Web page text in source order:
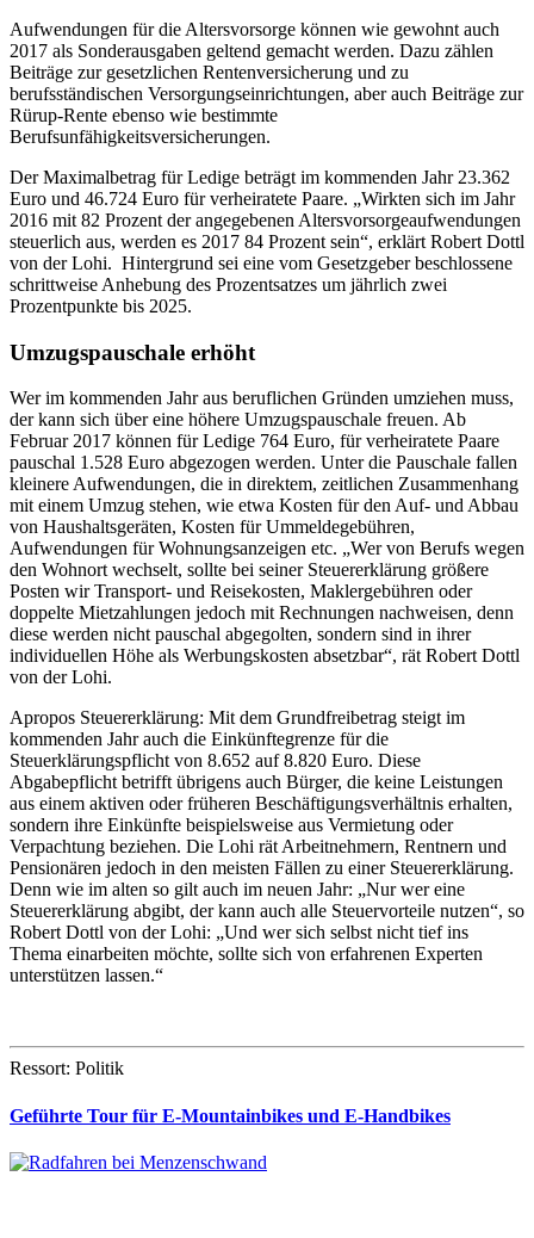
Aufwendungen für die Altersvorsorge können wie gewohnt auch
2017 als Sonderausgaben geltend gemacht werden. Dazu zählen
Beiträge zur gesetzlichen Rentenversicherung und zu
berufsständischen Versorgungseinrichtungen, aber auch Beiträge zur
Rürup-Rente ebenso wie bestimmte
Berufsunfähigkeitsversicherungen.
Der Maximalbetrag für Ledige beträgt im kommenden Jahr 23.362
Euro und 46.724 Euro für verheiratete Paare. „Wirkten sich im Jahr
2016 mit 82 Prozent der angegebenen Altersvorsorgeaufwendungen
steuerlich aus, werden es 2017 84 Prozent sein“, erklärt Robert Dottl
von der Lohi. Hintergrund sei eine vom Gesetzgeber beschlossene
schrittweise Anhebung des Prozentsatzes um jährlich zwei
Prozentpunkte bis 2025.
Umzugspauschale erhöht
Wer im kommenden Jahr aus beruflichen Gründen umziehen muss,
der kann sich über eine höhere Umzugspauschale freuen. Ab
Februar 2017 können für Ledige 764 Euro, für verheiratete Paare
pauschal 1.528 Euro abgezogen werden. Unter die Pauschale fallen
kleinere Aufwendungen, die in direktem, zeitlichen Zusammenhang
mit einem Umzug stehen, wie etwa Kosten für den Auf- und Abbau
von Haushaltsgeräten, Kosten für Ummeldegebühren,
Aufwendungen für Wohnungsanzeigen etc. „Wer von Berufs wegen
den Wohnort wechselt, sollte bei seiner Steuererklärung größere
Posten wir Transport- und Reisekosten, Maklergebühren oder
doppelte Mietzahlungen jedoch mit Rechnungen nachweisen, denn
diese werden nicht pauschal abgegolten, sondern sind in ihrer
individuellen Höhe als Werbungskosten absetzbar“, rät Robert Dottl
von der Lohi.
Apropos Steuererklärung: Mit dem Grundfreibetrag steigt im
kommenden Jahr auch die Einkünftegrenze für die
Steuerklärungspflicht von 8.652 auf 8.820 Euro. Diese
Abgabepflicht betrifft übrigens auch Bürger, die keine Leistungen
aus einem aktiven oder früheren Beschäftigungsverhältnis erhalten,
sondern ihre Einkünfte beispielsweise aus Vermietung oder
Verpachtung beziehen. Die Lohi rät Arbeitnehmern, Rentnern und
Pensionären jedoch in den meisten Fällen zu einer Steuererklärung.
Denn wie im alten so gilt auch im neuen Jahr: „Nur wer eine
Steuererklärung abgibt, der kann auch alle Steuervorteile nutzen“, so
Robert Dottl von der Lohi: „Und wer sich selbst nicht tief ins
Thema einarbeiten möchte, sollte sich von erfahrenen Experten
unterstützen lassen.“
Ressort: Politik
Geführte Tour für E-Mountainbikes und E-Handbikes